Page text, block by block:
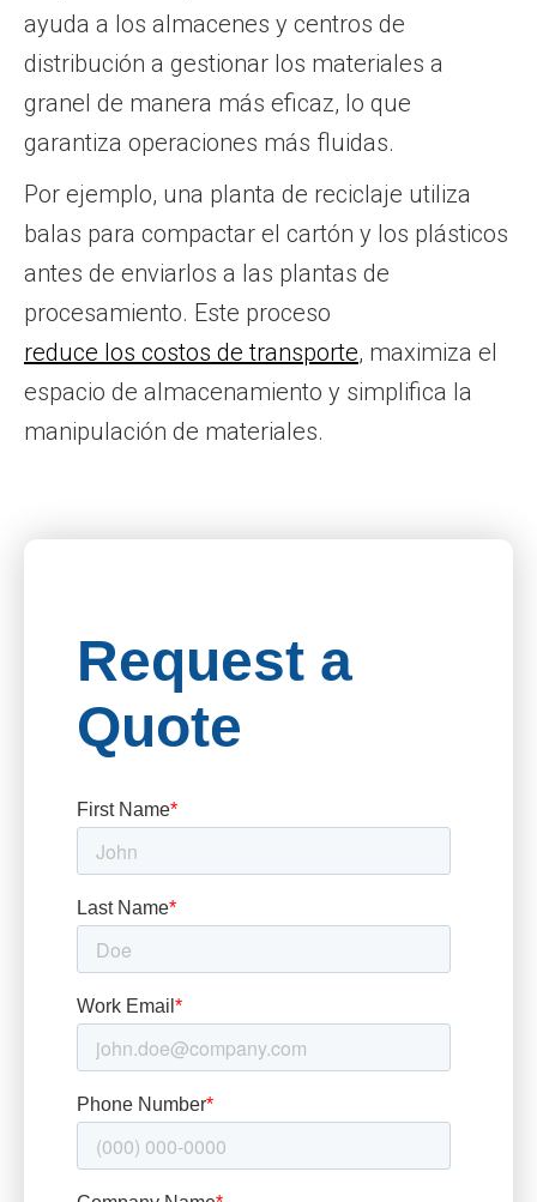
ayuda a los almacenes y centros de
distribución a gestionar los materiales a
granel de manera más eficaz, lo que
garantiza operaciones más fluidas.
Por ejemplo, una planta de reciclaje utiliza
balas para compactar el cartón y los plásticos
antes de enviarlos a las plantas de
procesamiento. Este proceso
reduce los costos de transporte, maximiza el
espacio de almacenamiento y simplifica la
manipulación de materiales.